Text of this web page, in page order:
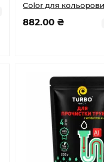
Color для
4.7 л
882.00 ₴